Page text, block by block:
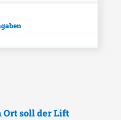
Ort soll der Lift